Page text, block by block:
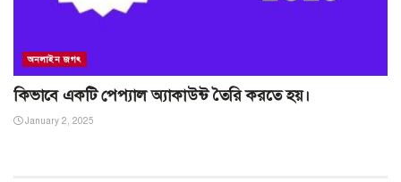
অনলাইন জগৎ
কিভাবে একটি পেপ্যাল অ্যাকাউন্ট তৈরি করতে হয়।
January 2, 2025